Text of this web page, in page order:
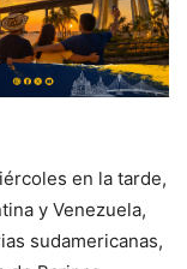
en la tarde,
y Venezuela,
sudamericanas,